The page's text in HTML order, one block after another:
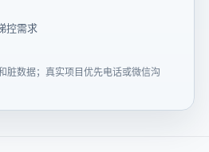
控需求
脏数据；真实项目优先电话或微信沟